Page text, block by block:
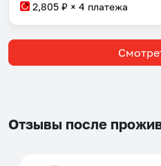
2,805 ₽ × 4 платежа
Отзывы после